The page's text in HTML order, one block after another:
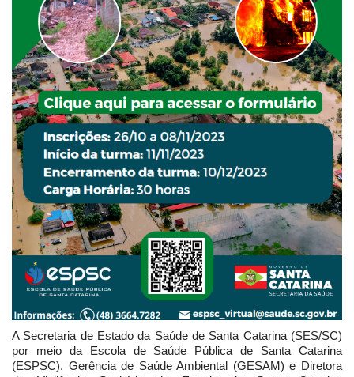
A Secretaria de Estado da Saúde de Santa Catarina (SES/SC)
por meio da Escola de Saúde Pública de Santa Catarina
(ESPSC), Gerência de Saúde Ambiental (GESAM) e Diretora